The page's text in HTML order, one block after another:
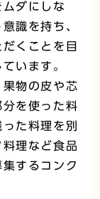
ダにしな
識を持ち、
くことを目
います。
物の皮や芯
を使った料
た料理を別
理など食品
するコンク